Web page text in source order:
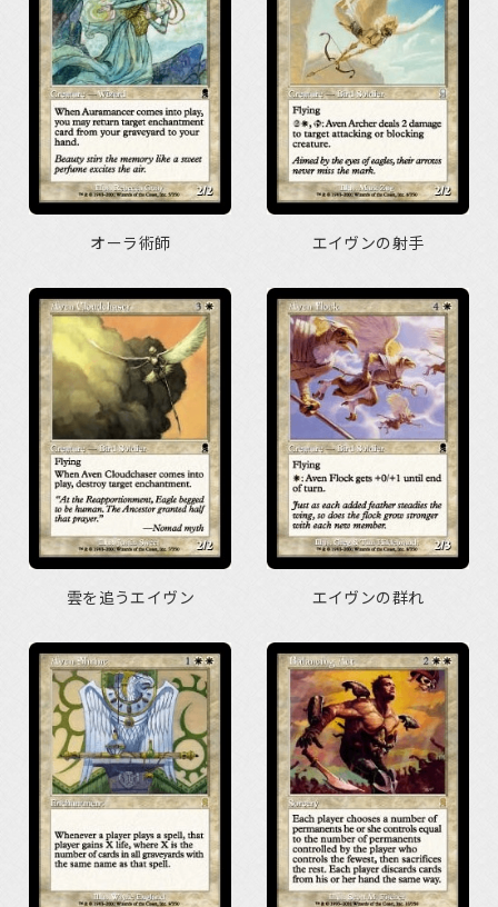
オーラ術師 エイヴンの射手
雲を追うエイヴン エイヴンの群れ